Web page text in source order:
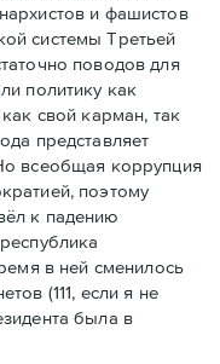
и фашистов
системы Третьей
поводов для
политику как
свой карман, так
представляет
всеобщая коррупция
поэтому
к падению
в ней сменилось
(111, если я не
была в